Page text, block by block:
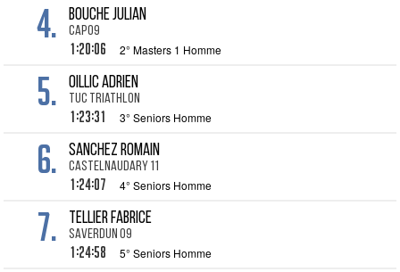
4. BOUCHE Julian
cap09
1:20:06 2° Masters 1 Homme
5. OILLIC Adrien
TUC Triathlon
1:23:31 3° Seniors Homme
6. SANCHEZ Romain
Castelnaudary 11
1:24:07 4° Seniors Homme
7. TELLIER Fabrice
Saverdun 09
1:24:58 5° Seniors Homme